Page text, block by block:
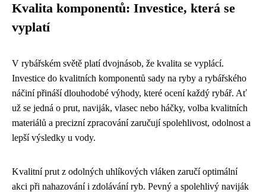
Kvalita komponentů: Investice, která se
vyplatí
V rybářském světě platí dvojnásob, že kvalita se vyplácí.
Investice do kvalitních komponentů sady na ryby a rybářského
náčiní přináší dlouhodobé výhody, které ocení každý rybář. Ať
už se jedná o prut, naviják, vlasec nebo háčky, volba kvalitních
materiálů a precizní zpracování zaručují spolehlivost, odolnost a
lepší výsledky u vody.
Kvalitní prut z odolných uhlíkových vláken zaručí optimální
akci při nahazování i zdolávání ryb. Pevný a spolehlivý naviják